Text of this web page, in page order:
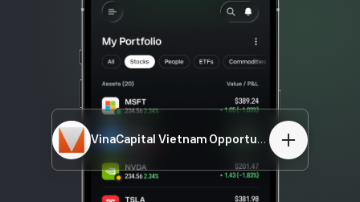
VinaCapital Vietnam Opportunity Fund